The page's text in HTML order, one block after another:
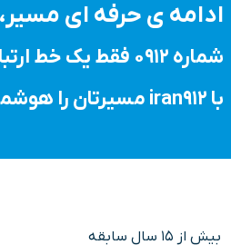
ادامه ی حرفه ای
شماره ۰۹۱۲ فقط یک خط ارتباطی نیست؛ نماد اعتبار، ثبات و یک انتخاب حرفه ای است.
با iran912 مسیرتان را هوشمندانه ادامه دهید.
بیش از 15 سال سابقه